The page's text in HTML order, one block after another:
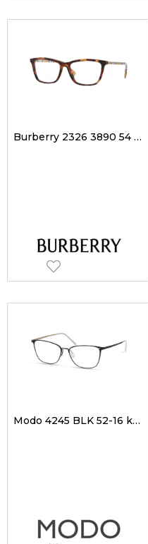
Burberry 2326 3890 54 kadın Optik Gözlükler
Modo 4245 BLK 52-16 kadın Optik Gözlükler